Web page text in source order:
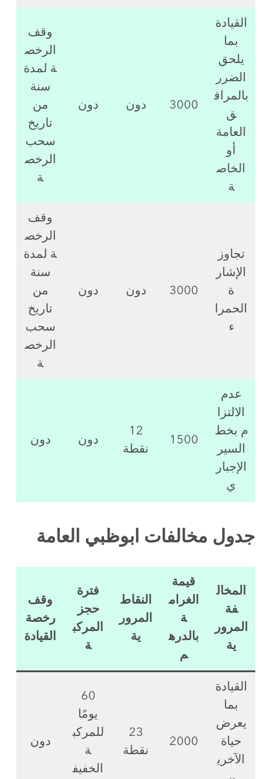
القيادة
بما
يلحق
الضرر
بالمراف
ق
العامة
أو
الخاص
ة
3000 دون دون
وقف
الرخص
ة لمدة
سنة
من
تاريخ
سحب
الرخص
ة
تجاوز
الإشار
ة
الحمرا
ء
3000 دون دون
وقف
الرخص
ة لمدة
سنة
من
تاريخ
سحب
الرخص
ة
عدم
الالتزا
م بخط
السير
الإجبار
ي
1500
12
نقطة
دون دون
جدول مخالفات ابوظبي العامة
المخال
فة
المرور
ية
قيمة
الغرام
ة
بالدره
م
النقاط
المرور
ية
فترة
حجز
المركب
ة
وقف
رخصة
القيادة
القيادة
بما
يعرض
حياة
الآخري
2000
23
نقطة
60
يومًا
للمركب
ة
الخفيف
دون